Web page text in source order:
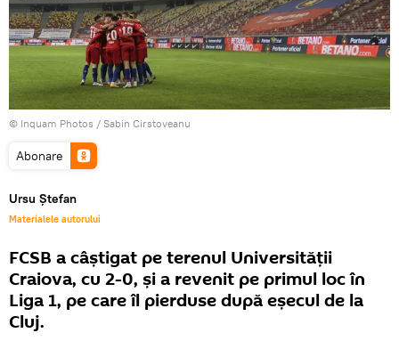
© Inquam Photos / Sabin Cirstoveanu
Abonare
Ursu Ștefan
Materialele autorului
FCSB a câștigat pe terenul Universității
Craiova, cu 2-0, și a revenit pe primul loc în
Liga 1, pe care îl pierduse după eșecul de la
Cluj.